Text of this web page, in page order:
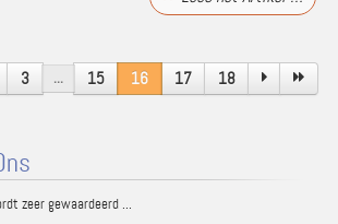
3 ... 15 16 17 18
zeer gewaardeerd ...